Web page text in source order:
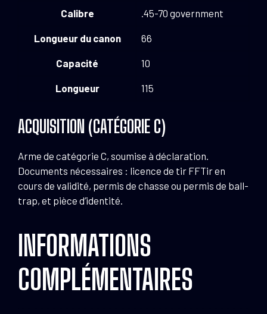
Calibre .45-70 government
Longueur du canon 66
Capacité 10
Longueur 115
ACQUISITION (CATÉGORIE C)
Arme de catégorie C, soumise à déclaration.
Documents nécessaires : licence de tir FFTir en
cours de validité, permis de chasse ou permis de ball-
trap, et pièce d’identité.
INFORMATIONS
COMPLÉMENTAIRES